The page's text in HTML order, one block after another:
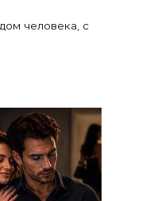
человека, с